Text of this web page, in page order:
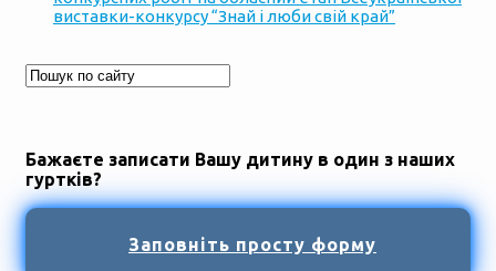
виставки-конкурсу “Знай і люби свій край”
Бажаєте записати Вашу дитину в один з наших
гуртків?
Заповніть просту форму